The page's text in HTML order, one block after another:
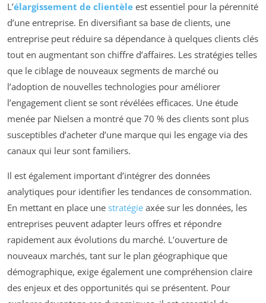
L’élargissement de clientèle est essentiel pour la pérennité
d’une entreprise. En diversifiant sa base de clients, une
entreprise peut réduire sa dépendance à quelques clients clés
tout en augmentant son chiffre d’affaires. Les stratégies telles
que le ciblage de nouveaux segments de marché ou
l’adoption de nouvelles technologies pour améliorer
l’engagement client se sont révélées efficaces. Une étude
menée par Nielsen a montré que 70 % des clients sont plus
susceptibles d’acheter d’une marque qui les engage via des
canaux qui leur sont familiers.
Il est également important d’intégrer des données
analytiques pour identifier les tendances de consommation.
En mettant en place une stratégie axée sur les données, les
entreprises peuvent adapter leurs offres et répondre
rapidement aux évolutions du marché. L’ouverture de
nouveaux marchés, tant sur le plan géographique que
démographique, exige également une compréhension claire
des enjeux et des opportunités qui se présentent. Pour